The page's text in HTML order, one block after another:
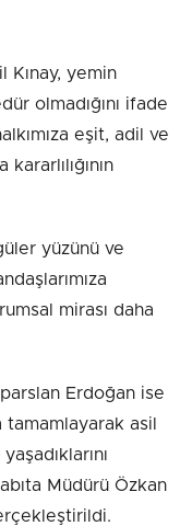
Kınay, yemin
olmadığını ifade
eşit, adil ve
yüzünü ve
mirası daha
Erdoğan ise
tamamlayarak asil
Müdürü Özkan